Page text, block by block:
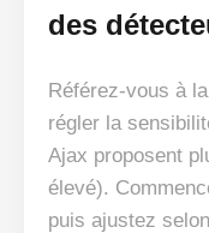
des
Référez-vous à
régler la
Ajax proposent
élevé).
puis ajustez